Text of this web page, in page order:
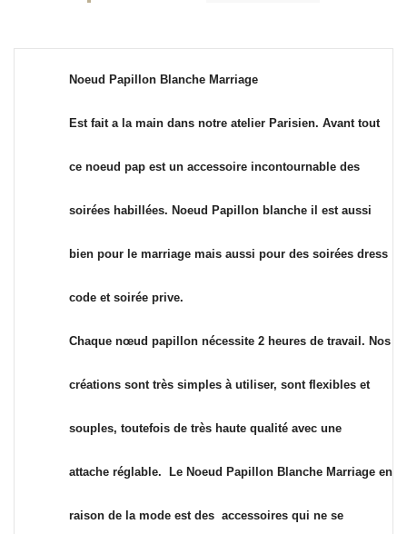
Noeud Papillon Blanche Marriage
Est fait a la main dans notre atelier Parisien. Avant tout
ce noeud pap est un accessoire incontournable des
soirées habillées. Noeud Papillon blanche il est aussi
bien pour le marriage mais aussi pour des soirées dress
code et soirée prive.
Chaque nœud papillon nécessite 2 heures de travail. Nos
créations sont très simples à utiliser, sont flexibles et
souples, toutefois de très haute qualité avec une
attache réglable. Le Noeud Papillon Blanche Marriage en
raison de la mode est des accessoires qui ne se